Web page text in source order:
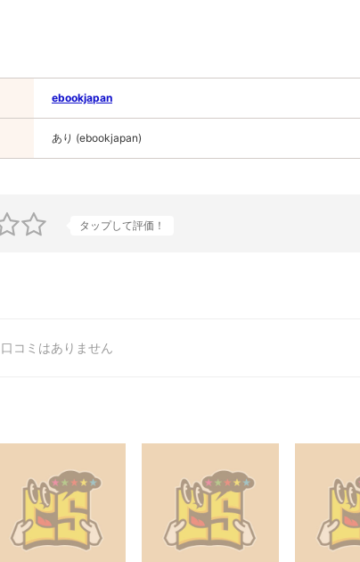
ebookjapan
あり (ebookjapan)
タップして評価！
口コミはありません